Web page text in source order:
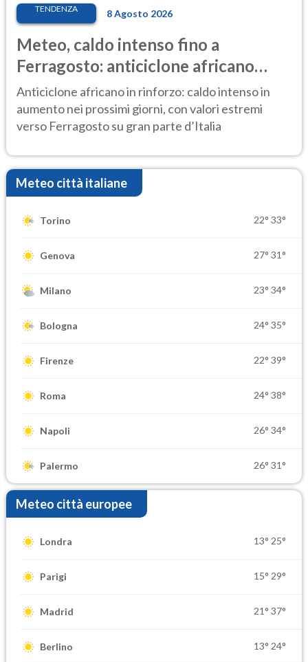
TENDENZA 8 Agosto 2026
Meteo, caldo intenso fino a
Ferragosto: anticiclone africano
ancora protagonista
Anticiclone africano in rinforzo: caldo intenso in
aumento nei prossimi giorni, con valori estremi
verso Ferragosto su gran parte d’Italia
Meteo città italiane
Torino 22° 33°
Genova 27° 31°
Milano 23° 34°
Bologna 24° 35°
Firenze 22° 39°
Roma 24° 38°
Napoli 26° 34°
Palermo 26° 31°
Meteo città europee
Londra 13° 25°
Parigi 15° 29°
Madrid 21° 37°
Berlino 13° 24°